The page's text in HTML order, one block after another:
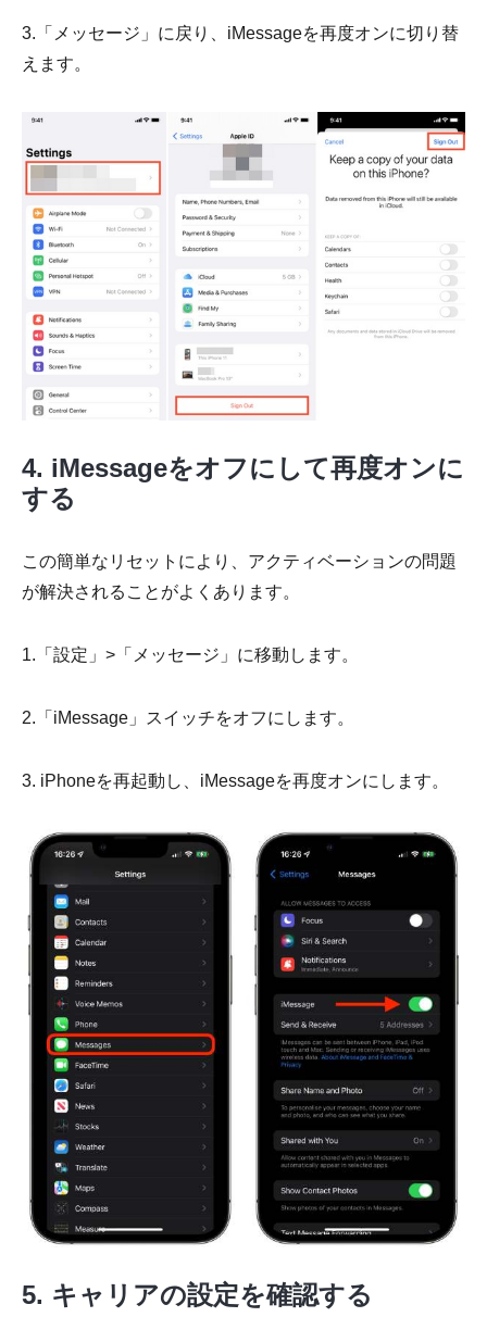
3.「メッセージ」に戻り、iMessageを再度オンに切り替
えます。
4. iMessageをオフにして再度オンに
する
この簡単なリセットにより、アクティベーションの問題
が解決されることがよくあります。
1.「設定」>「メッセージ」に移動します。
2.「iMessage」スイッチをオフにします。
3. iPhoneを再起動し、iMessageを再度オンにします。
5. キャリアの設定を確認する